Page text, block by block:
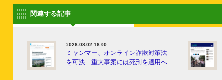
関連する記事
2026-08-02 16:00
ミャンマー、オンライン詐欺対策法
を可決 重大事案には死刑を適用へ